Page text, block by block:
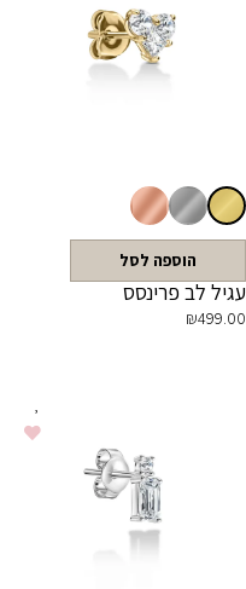
הוספה לסל
עגיל לב פרינסס
₪499.00